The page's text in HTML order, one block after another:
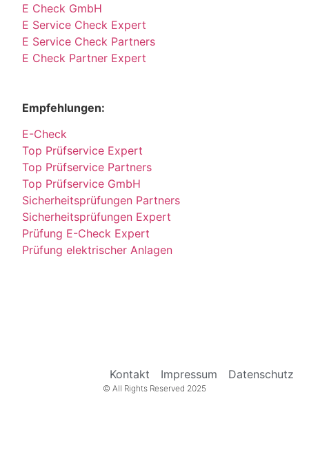
E Check GmbH
E Service Check Expert
E Service Check Partners
E Check Partner Expert
Empfehlungen:
E-Check
Top Prüfservice Expert
Top Prüfservice Partners
Top Prüfservice GmbH
Sicherheitsprüfungen Partners
Sicherheitsprüfungen Expert
Prüfung E-Check Expert
Prüfung elektrischer Anlagen
Kontakt Impressum Datenschutz
© All Rights Reserved 2025